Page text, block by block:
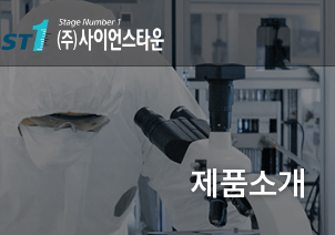
제품소개